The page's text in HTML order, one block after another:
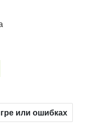
или ошибках